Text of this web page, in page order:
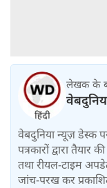
लेखक के
वेबदुनिया न्यूज़ डेस्क
पत्रकारों द्वारा तैयार
तथा रीयल-टाइम
जांच-परख कर